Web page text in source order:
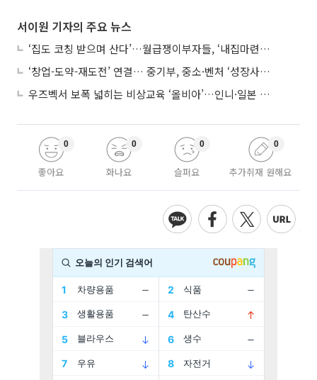
서이원 기자의 주요 뉴스
‘집도 코칭 받으며 산다’…월급쟁이부자들, ‘내집마련’ 신청 증가세
‘창업-도약-재도전’ 연결… 중기부, 중소·벤처 ‘성장사다리’ 짓는다
우즈벡서 보폭 넓히는 비상교육 ‘올비아’…인니·일본 진출 타진
좋아요
0
화나요
0
슬퍼요
0
추가취재 원해요
0